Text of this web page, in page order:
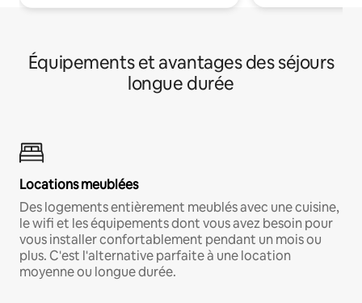
Équipements et avantages des séjours
longue durée
Locations meublées
Des logements entièrement meublés avec une cuisine,
le wifi et les équipements dont vous avez besoin pour
vous installer confortablement pendant un mois ou
plus. C'est l'alternative parfaite à une location
moyenne ou longue durée.